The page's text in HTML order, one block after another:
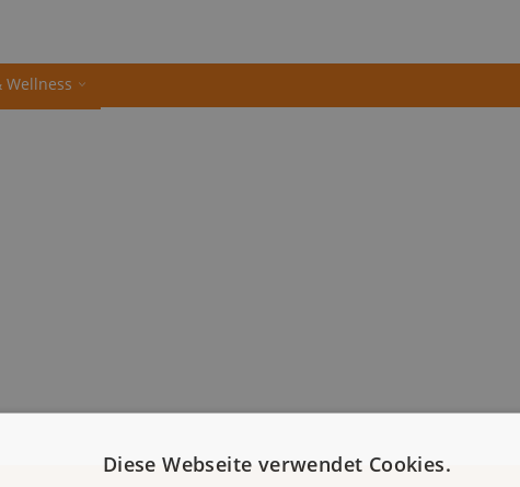
Wellness
Diese Webseite verwendet Cookies.